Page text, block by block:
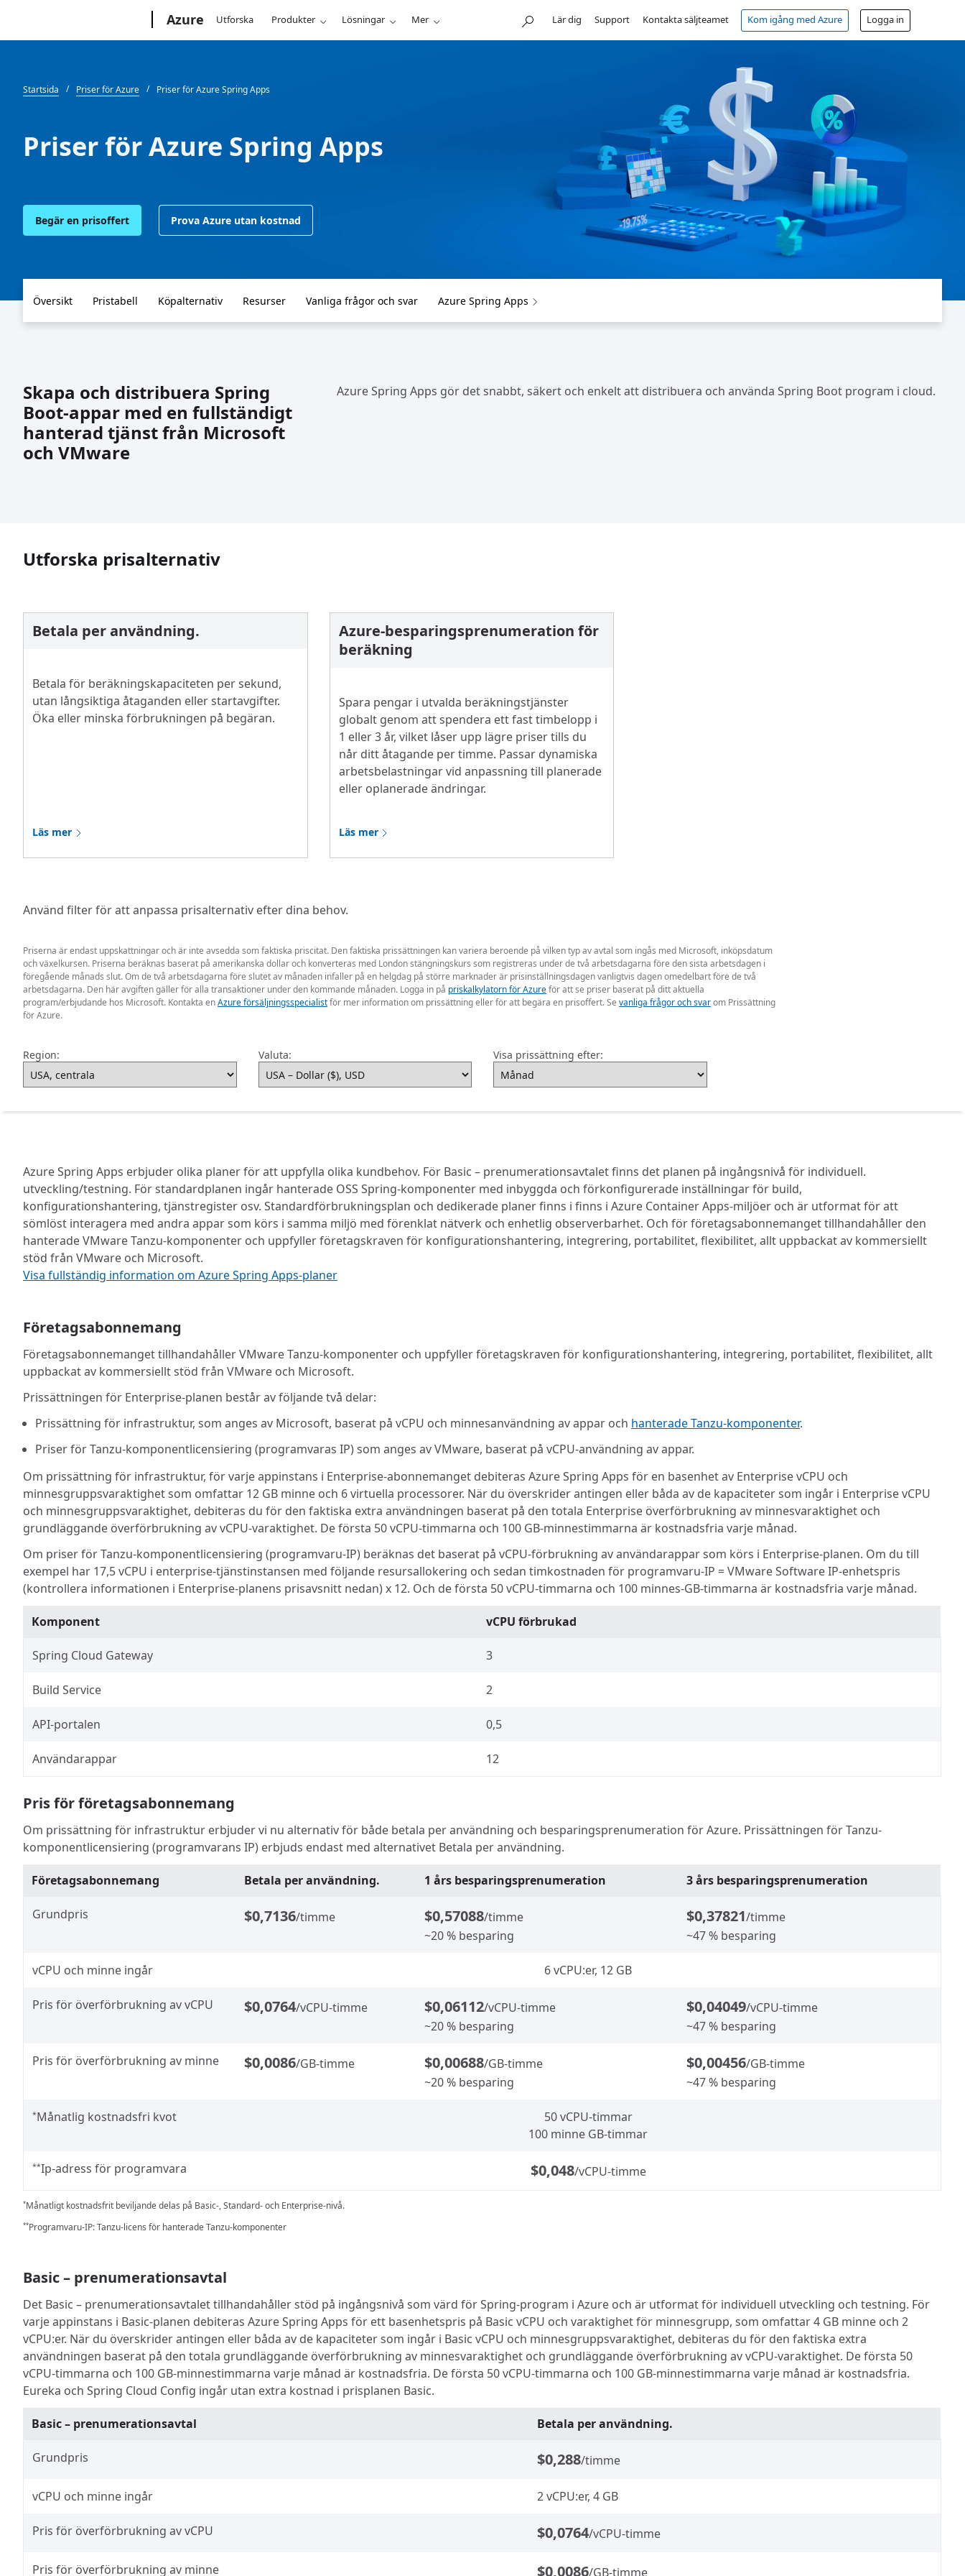
Azure Utforska Produkter Lösningar Mer Lär dig Support Kontakta säljteamet Kom igång med Azure Logga in
Startsida Priser för Azure Priser för Azure Spring Apps
Priser för Azure Spring Apps
Begär en prisoffert Prova Azure utan kostnad
Översikt Pristabell Köpalternativ Resurser Vanliga frågor och svar Azure Spring Apps
Skapa och distribuera Spring
Boot-appar med en fullständigt
hanterad tjänst från Microsoft
och VMware
Azure Spring Apps gör det snabbt, säkert och enkelt att distribuera och använda Spring Boot program i cloud.
Utforska prisalternativ
Betala per användning.
Betala för beräkningskapaciteten per sekund,
utan långsiktiga åtaganden eller startavgifter.
Öka eller minska förbrukningen på begäran.
Läs mer
Azure-besparingsprenumeration för
beräkning
Spara pengar i utvalda beräkningstjänster
globalt genom att spendera ett fast timbelopp i
1 eller 3 år, vilket låser upp lägre priser tills du
når ditt åtagande per timme. Passar dynamiska
arbetsbelastningar vid anpassning till planerade
eller oplanerade ändringar.
Läs mer
Använd filter för att anpassa prisalternativ efter dina behov.
Priserna är endast uppskattningar och är inte avsedda som faktiska priscitat. Den faktiska prissättningen kan variera beroende på vilken typ av avtal som ingås med Microsoft, inköpsdatum
och växelkursen. Priserna beräknas baserat på amerikanska dollar och konverteras med London stängningskurs som registreras under de två arbetsdagarna före den sista arbetsdagen i
föregående månads slut. Om de två arbetsdagarna före slutet av månaden infaller på en helgdag på större marknader är prisinställningsdagen vanligtvis dagen omedelbart före de två
arbetsdagarna. Den här avgiften gäller för alla transaktioner under den kommande månaden. Logga in på priskalkylatorn för Azureför att se priser baserat på ditt aktuella
program/erbjudande hos Microsoft. Kontakta enAzure försäljningsspecialistför mer information om prissättning eller för att begära en prisoffert. Se vanliga frågor och svarom Prissättning
för Azure.
Region: Valuta: Visa prissättning efter:
Azure Spring Apps erbjuder olika planer för att uppfylla olika kundbehov. För Basic – prenumerationsavtalet finns det planen på ingångsnivå för individuell.
utveckling/testning. För standardplanen ingår hanterade OSS Spring-komponenter med inbyggda och förkonfigurerade inställningar för build,
konfigurationshantering, tjänstregister osv. Standardförbrukningsplan och dedikerade planer finns i finns i Azure Container Apps-miljöer och är utformat för att
sömlöst interagera med andra appar som körs i samma miljö med förenklat nätverk och enhetlig observerbarhet. Och för företagsabonnemanget tillhandahåller den
hanterade VMware Tanzu-komponenter och uppfyller företagskraven för konfigurationshantering, integrering, portabilitet, flexibilitet, allt uppbackat av kommersiellt
stöd från VMware och Microsoft.
Visa fullständig information om Azure Spring Apps-planer
Företagsabonnemang
Företagsabonnemanget tillhandahåller VMware Tanzu-komponenter och uppfyller företagskraven för konfigurationshantering, integrering, portabilitet, flexibilitet, allt
uppbackat av kommersiellt stöd från VMware och Microsoft.
Prissättningen för Enterprise-planen består av följande två delar:
Prissättning för infrastruktur, som anges av Microsoft, baserat på vCPU och minnesanvändning av appar och hanterade Tanzu-komponenter.
Priser för Tanzu-komponentlicensiering (programvaras IP) som anges av VMware, baserat på vCPU-användning av appar.
Om prissättning för infrastruktur, för varje appinstans i Enterprise-abonnemanget debiteras Azure Spring Apps för en basenhet av Enterprise vCPU och
minnesgruppsvaraktighet som omfattar 12 GB minne och 6 virtuella processorer. När du överskrider antingen eller båda av de kapaciteter som ingår i Enterprise vCPU
och minnesgruppsvaraktighet, debiteras du för den faktiska extra användningen baserat på den totala Enterprise överförbrukning av minnesvaraktighet och
grundläggande överförbrukning av vCPU-varaktighet. De första 50 vCPU-timmarna och 100 GB-minnestimmarna är kostnadsfria varje månad.
Om priser för Tanzu-komponentlicensiering (programvaru-IP) beräknas det baserat på vCPU-förbrukning av användarappar som körs i Enterprise-planen. Om du till
exempel har 17,5 vCPU i enterprise-tjänstinstansen med följande resursallokering och sedan timkostnaden för programvaru-IP = VMware Software IP-enhetspris
(kontrollera informationen i Enterprise-planens prisavsnitt nedan) x 12. Och de första 50 vCPU-timmarna och 100 minnes-GB-timmarna är kostnadsfria varje månad.
Komponent vCPU förbrukad
Spring Cloud Gateway 3
Build Service 2
API-portalen 0,5
Användarappar 12
Pris för företagsabonnemang
Om prissättning för infrastruktur erbjuder vi nu alternativ för både betala per användning och besparingsprenumeration för Azure. Prissättningen för Tanzu-
komponentlicensiering (programvarans IP) erbjuds endast med alternativet Betala per användning.
Företagsabonnemang Betala per användning. 1 års besparingsprenumeration 3 års besparingsprenumeration
Grundpris $0,7136/timme $0,57088/timme
~20 % besparing
$0,37821/timme
~47 % besparing
vCPU och minne ingår 6 vCPU:er, 12 GB
Pris för överförbrukning av vCPU $0,0764/vCPU-timme $0,06112/vCPU-timme
~20 % besparing
$0,04049/vCPU-timme
~47 % besparing
Pris för överförbrukning av minne $0,0086/GB-timme $0,00688/GB-timme
~20 % besparing
$0,00456/GB-timme
~47 % besparing
*Månatlig kostnadsfri kvot
50 vCPU-timmar
100 minne GB-timmar
**Ip-adress för programvara $0,048/vCPU-timme
*Månatligt kostnadsfrit beviljande delas på Basic-, Standard- och Enterprise-nivå.
**Programvaru-IP: Tanzu-licens för hanterade Tanzu-komponenter
Basic – prenumerationsavtal
Det Basic – prenumerationsavtalet tillhandahåller stöd på ingångsnivå som värd för Spring-program i Azure och är utformat för individuell utveckling och testning. För
varje appinstans i Basic-planen debiteras Azure Spring Apps för ett basenhetspris på Basic vCPU och varaktighet för minnesgrupp, som omfattar 4 GB minne och 2
vCPU:er. När du överskrider antingen eller båda av de kapaciteter som ingår i Basic vCPU och minnesgruppsvaraktighet, debiteras du för den faktiska extra
användningen baserat på den totala grundläggande överförbrukning av minnesvaraktighet och grundläggande överförbrukning av vCPU-varaktighet. De första 50
vCPU-timmarna och 100 GB-minnestimmarna varje månad är kostnadsfria. De första 50 vCPU-timmarna och 100 GB-minnestimmarna varje månad är kostnadsfria.
Eureka och Spring Cloud Config ingår utan extra kostnad i prisplanen Basic.
Basic – prenumerationsavtal Betala per användning.
Grundpris $0,288/timme
vCPU och minne ingår 2 vCPU:er, 4 GB
Pris för överförbrukning av vCPU $0,0764/vCPU-timme
Pris för överförbrukning av minne $0,0086/GB-timme